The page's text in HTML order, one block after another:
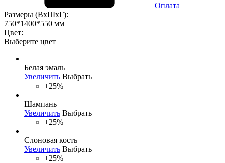
Оплата
Размеры (ВхШхГ):
750*1400*550 мм
Цвет:
Выберите цвет
Белая эмаль
Увеличить Выбрать
+25%
Шампань
Увеличить Выбрать
+25%
Слоновая кость
Увеличить Выбрать
+25%